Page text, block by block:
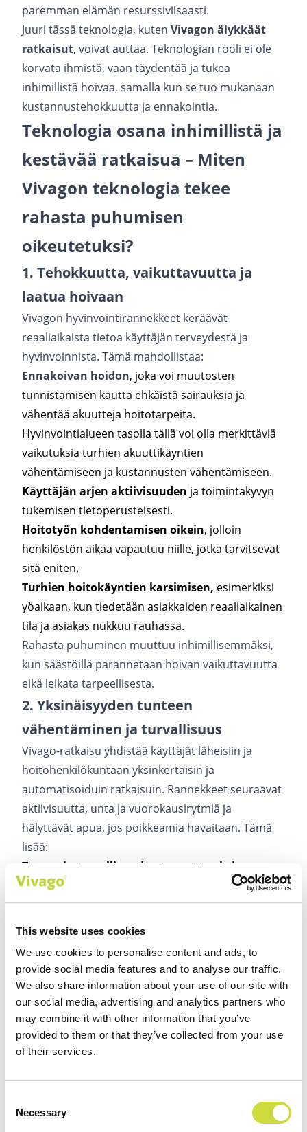
This website uses cookies
We use cookies to personalise content and ads, to
provide social media features and to analyse our traffic.
We also share information about your use of our site with
our social media, advertising and analytics partners who
may combine it with other information that you’ve
provided to them or that they’ve collected from your use
of their services.
Selection
Necessary
paremman elämän resurssiviisaasti.
Juuri tässä teknologia, kuten Vivagon älykkäät
ratkaisut, voivat auttaa. Teknologian rooli ei ole
korvata ihmistä, vaan täydentää ja tukea
inhimillistä hoivaa, samalla kun se tuo mukanaan
kustannustehokkuutta ja ennakointia.
Teknologia osana inhimillistä ja
kestävää ratkaisua – Miten
Vivagon teknologia tekee
rahasta puhumisen
oikeutetuksi?
1. Tehokkuutta, vaikuttavuutta ja
laatua hoivaan
Vivagon hyvinvointirannekkeet keräävät
reaaliaikaista tietoa käyttäjän terveydestä ja
hyvinvoinnista. Tämä mahdollistaa:
Ennakoivan hoidon, joka voi muutosten
tunnistamisen kautta ehkäistä sairauksia ja
vähentää akuutteja hoitotarpeita.
Hyvinvointialueen tasolla tällä voi olla merkittäviä
vaikutuksia turhien akuuttikäyntien
vähentämiseen ja kustannusten vähentämiseen.
Käyttäjän arjen aktiivisuuden ja toimintakyvyn
tukemisen tietoperusteisesti.
Hoitotyön kohdentamisen oikein, jolloin
henkilöstön aikaa vapautuu niille, jotka tarvitsevat
sitä eniten.
Turhien hoitokäyntien karsimisen, esimerkiksi
yöaikaan, kun tiedetään asiakkaiden reaaliaikainen
tila ja asiakas nukkuu rauhassa.
Rahasta puhuminen muuttuu inhimillisemmäksi,
kun säästöillä parannetaan hoivan vaikuttavuutta
eikä leikata tarpeellisesta.
2. Yksinäisyyden tunteen
vähentäminen ja turvallisuus
Vivago-ratkaisu yhdistää käyttäjät läheisiin ja
hoitohenkilökuntaan yksinkertaisin ja
automatisoiduin ratkaisuin. Rannekkeet seuraavat
aktiivisuutta, unta ja vuorokausirytmiä ja
hälyttävät apua, jos poikkeamia havaitaan. Tämä
lisää:
Turvaa ja turvallisuuden tunnetta yksin
asuville ikäihmisille
pidempään kotona asumisen.
Mielenrauhaa omaisille
Turvattomuuden ja erillisyyden tunteen
vähentäminen ei aina vaadi suuria investointeja,
kun teknologia tukee yhteydenpitoa ja
turvallisuuden kokemusta.
3. Helposti saavutettavia palveluita
helppokäyttöisiä. Ne voivat täydentää julkisia
resurssit ovat rajalliset. Näin palveluiden